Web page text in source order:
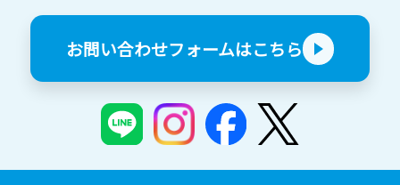
お問い合わせフォームはこちら